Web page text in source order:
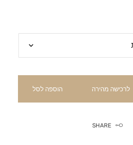
לרכישה מהירה הוספה לסל
SHARE